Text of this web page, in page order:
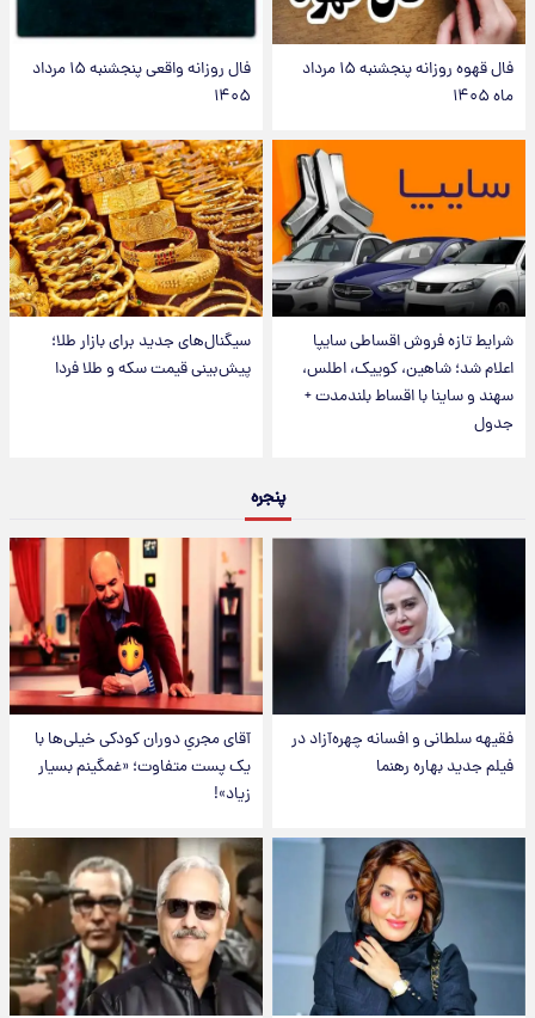
فال قهوه روزانه پنجشنبه ۱۵ مرداد
ماه ۱۴۰۵
فال روزانه واقعی پنجشنبه ۱۵ مرداد
۱۴۰۵
شرایط تازه فروش اقساطی سایپا
اعلام شد؛ شاهین، کوییک، اطلس،
سهند و ساینا با اقساط بلندمدت +
جدول
سیگنال‌های جدید برای بازار طلا؛
پیش‌بینی قیمت سکه و طلا فردا
پنجره
فقیهه سلطانی و افسانه چهره‌آزاد در
فیلم جدید بهاره رهنما
آقای مجریِ دوران کودکی خیلی‌ها با
یک پست متفاوت؛ «غمگینم بسیار
زیاد»!